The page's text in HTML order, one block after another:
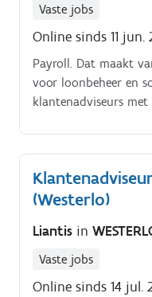
Vaste jobs
Online sinds 11 jun.
Payroll. Dat maakt
voor loonbeheer en
klantenadviseurs met
(Westerlo)
Liantis in
Vaste jobs
Online sinds 14 jul.